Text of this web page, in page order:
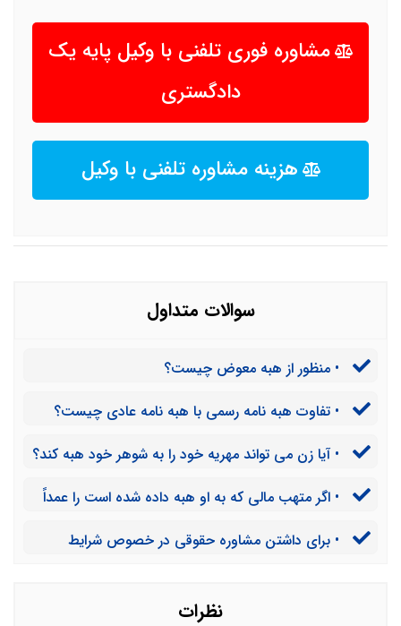
مشاوره فوری تلفنی با وکیل پایه یک
دادگستری
هزینه مشاوره تلفنی با وکیل
سوالات متداول
• آیا زن می تواند مهریه خود را به شوهر خود هبه کند؟
• اگر متهب مالی که به او هبه داده شده است را عمداً
برای واهب موجود است؟
• برای داشتن مشاوره حقوقی در خصوص شرایط
نظرات